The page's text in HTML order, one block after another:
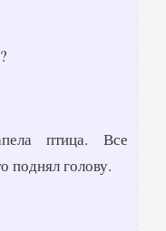
птица. Все
поднял голову.